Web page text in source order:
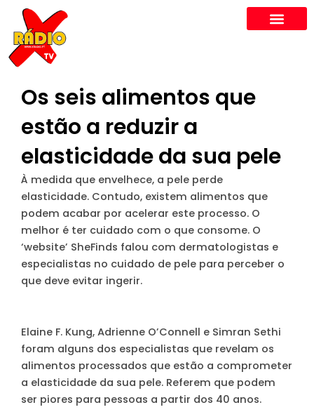
content
Os seis alimentos que
estão a reduzir a
elasticidade da sua pele
À medida que envelhece, a pele perde
elasticidade. Contudo, existem alimentos que
podem acabar por acelerar este processo. O
melhor é ter cuidado com o que consome. O
‘website’ SheFinds falou com dermatologistas e
especialistas no cuidado de pele para perceber o
que deve evitar ingerir.
Elaine F. Kung, Adrienne O’Connell e Simran Sethi
foram alguns dos especialistas que revelam os
alimentos processados que estão a comprometer
a elasticidade da sua pele. Referem que podem
ser piores para pessoas a partir dos 40 anos.